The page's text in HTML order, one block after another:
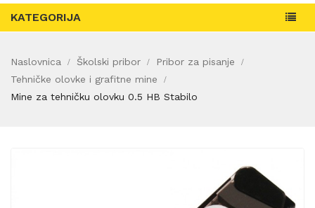
KATEGORIJA
Naslovnica Školski pribor
Pribor za pisanje
Tehničke olovke i grafitne mine
Mine za tehničku olovku 0.5 HB Stabilo